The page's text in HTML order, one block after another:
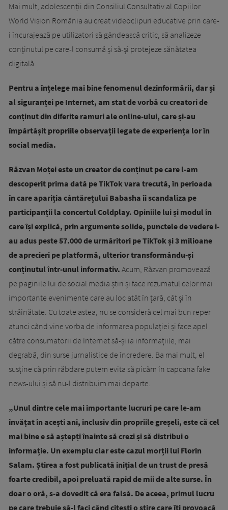
Mai mult, adolescenții din Consiliul Consultativ al Copiilor
World Vision România au creat videoclipuri educative prin care-
i încurajează pe utilizatori să gândească critic, să analizeze
conținutul pe care-l consumă și să-și protejeze sănătatea
digitală.
Pentru a înțelege mai bine fenomenul dezinformării, dar și
al siguranței pe Internet, am stat de vorbă cu creatori de
conținut din diferite ramuri ale online-ului, care și-au
împărtășit propriile observații legate de experiența lor în
social media.
Răzvan Moței este un creator de conținut pe care l-am
descoperit prima dată pe TikTok vara trecută, în perioada
în care apariția cântărețului Babasha îi scandaliza pe
participanții la concertul Coldplay. Opiniile lui și modul în
care își explică, prin argumente solide, punctele de vedere i-
au adus peste 57.000 de urmăritori pe TikTok și 3 milioane
de aprecieri pe platformă, ulterior transformându-și
conținutul într-unul informativ. Acum, Răzvan promovează
pe paginile lui de social media știri și face rezumatul celor mai
importante evenimente care au loc atât în țară, cât și în
străinătate. Cu toate astea, nu se consideră cel mai bun reper
atunci când vine vorba de informarea populației și face apel
către consumatorii de Internet să-și ia informațiile, mai
degrabă, din surse jurnalistice de încredere. Ba mai mult, el
susține că prin răbdare putem evita să picăm în capcana fake
news-ului și să nu-l distribuim mai departe.
„Unul dintre cele mai importante lucruri pe care le-am
învățat în acești ani, inclusiv din propriile greșeli, este că cel
mai bine e să aștepți înainte să crezi și să distribui o
informație. Un exemplu clar este ca­zul morții lui Florin
Salam. Știrea a fost publicată inițial de un trust de presă
foarte credibil, apoi preluată rapid de mii de alte surse. În
doar o oră, s-a dovedit că era falsă. De aceea, primul lucru
pe care trebuie să-l faci când citești o știre care îți provoacă